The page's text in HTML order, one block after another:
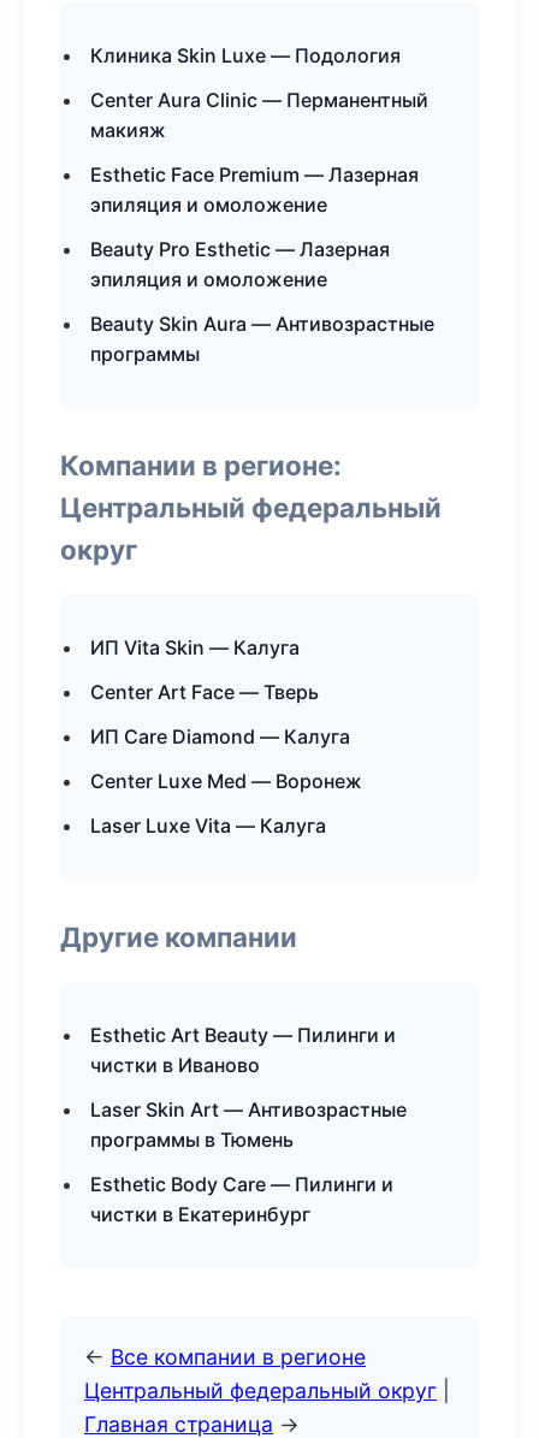
Клиника Skin Luxe — Подология
Center Aura Clinic — Перманентный
макияж
Esthetic Face Premium — Лазерная
эпиляция и омоложение
Beauty Pro Esthetic — Лазерная
эпиляция и омоложение
Beauty Skin Aura — Антивозрастные
программы
Компании в регионе:
Центральный федеральный
округ
ИП Vita Skin — Калуга
Center Art Face — Тверь
ИП Care Diamond — Калуга
Center Luxe Med — Воронеж
Laser Luxe Vita — Калуга
Другие компании
Esthetic Art Beauty — Пилинги и
чистки в Иваново
Laser Skin Art — Антивозрастные
программы в Тюмень
Esthetic Body Care — Пилинги и
чистки в Екатеринбург
← Все компании в регионе
Центральный федеральный округ
Главная страница →